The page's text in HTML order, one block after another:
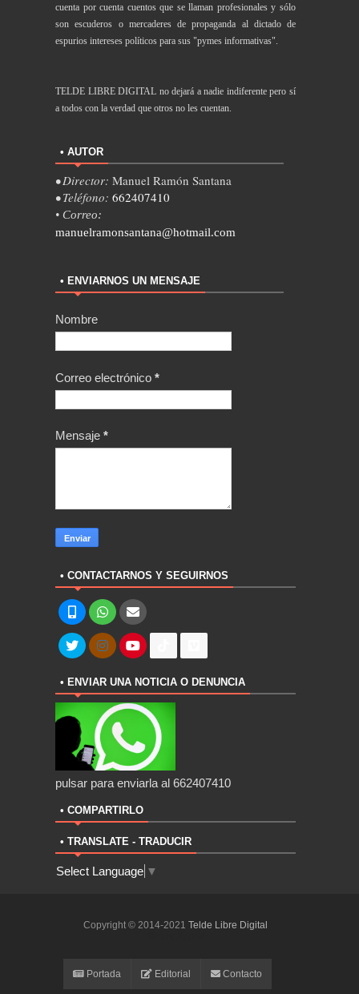
cuenta por cuenta cuentos que se llaman profesionales y sólo
son escuderos o mercaderes de propaganda al dictado de
espurios intereses políticos para sus "pymes informativas".
TELDE LIBRE DIGITAL no dejará a nadie indiferente pero sí
a todos con la verdad que otros no les cuentan.
• AUTOR
• Director: Manuel Ramón Santana
• Teléfono: 662407410
• Correo:
manuelramonsantana@hotmail.com
• ENVIARNOS UN MENSAJE
Nombre
Correo electrónico *
Mensaje *
• CONTACTARNOS Y SEGUIRNOS
• ENVIAR UNA NOTICIA O DENUNCIA
pulsar para enviarla al 662407410
• COMPARTIRLO
• TRANSLATE - TRADUCIR
Select Language ▼
Copyright © 2014-2021 Telde Libre Digital
Portada Editorial Contacto